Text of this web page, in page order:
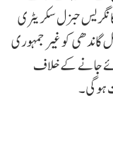
کانگریس جنرل سکریٹری
گاندھی کو غیر جمہوری
جانے کے خلاف
ہوگی۔